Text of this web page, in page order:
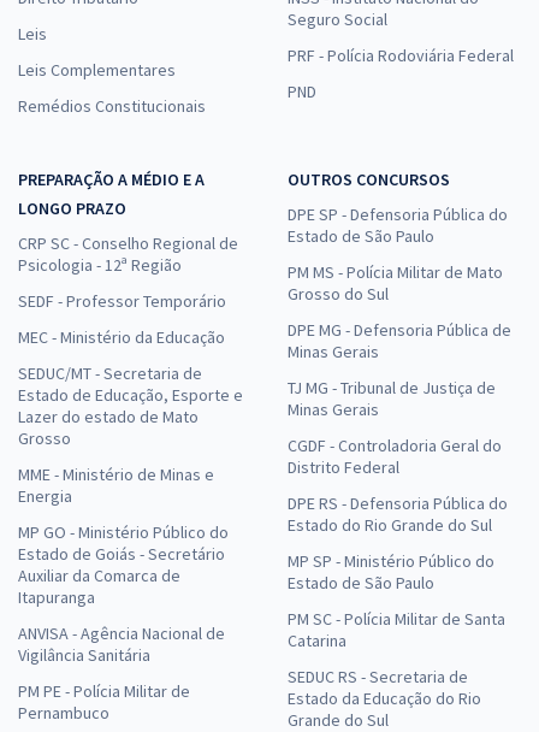
Leis
Leis Complementares
Remédios Constitucionais
Seguro Social
PRF - Polícia Rodoviária Federal
PND
PREPARAÇÃO A MÉDIO E A
LONGO PRAZO
CRP SC - Conselho Regional de
Psicologia - 12ª Região
SEDF - Professor Temporário
MEC - Ministério da Educação
SEDUC/MT - Secretaria de
Estado de Educação, Esporte e
Lazer do estado de Mato
Grosso
MME - Ministério de Minas e
Energia
MP GO - Ministério Público do
Estado de Goiás - Secretário
Auxiliar da Comarca de
Itapuranga
ANVISA - Agência Nacional de
Vigilância Sanitária
PM PE - Polícia Militar de
Pernambuco
OUTROS CONCURSOS
DPE SP - Defensoria Pública do
Estado de São Paulo
PM MS - Polícia Militar de Mato
Grosso do Sul
DPE MG - Defensoria Pública de
Minas Gerais
TJ MG - Tribunal de Justiça de
Minas Gerais
CGDF - Controladoria Geral do
Distrito Federal
DPE RS - Defensoria Pública do
Estado do Rio Grande do Sul
MP SP - Ministério Público do
Estado de São Paulo
PM SC - Polícia Militar de Santa
Catarina
SEDUC RS - Secretaria de
Estado da Educação do Rio
Grande do Sul